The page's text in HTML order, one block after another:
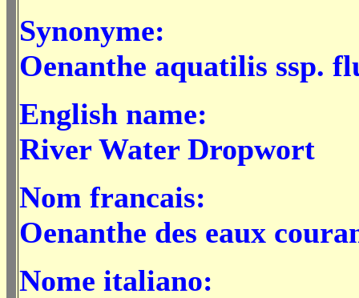
Synonyme:
Oenanthe aquatilis ssp.
English name:
River Water Dropwort
Nom francais:
Oenanthe des eaux
Nome italiano: